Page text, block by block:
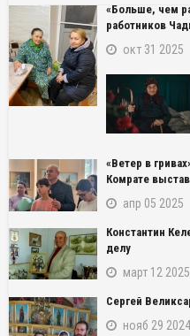
«Больше, чем
работников
окт 31 2025
«Ветер в
Комрате
апр 05 2025
Константин
делу
март 12 2025
Сергей
нояб 29 2024